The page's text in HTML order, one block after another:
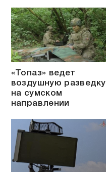
«Топаз» ведет
воздушную разведку
на сумском
направлении